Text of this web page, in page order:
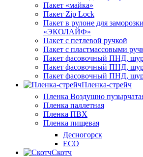
Пакет «майка»
Пакет Zip Lock
Пакет в рулоне для
«ЭКОЛАЙФ»
Пакет с петлевой ручкой
Пакет с пластмассовыми
Пакет фасовочный ПНД,
Пакет фасовочный ПНД,
Пакет фасовочный ПНД,
Пленка-стрейч
Пленка Воздушно
Пленка паллетная
Пленка ПВХ
Пленка пищевая
Десногорск
ECO
Скотч